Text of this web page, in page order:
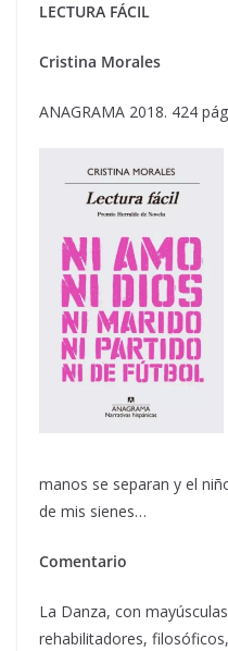
LECTURA FÁCIL
Cristina Morales
ANAGRAMA 2018. 424
manos se separan y el
de mis sienes…
Comentario
La Danza, con
rehabilitadores,